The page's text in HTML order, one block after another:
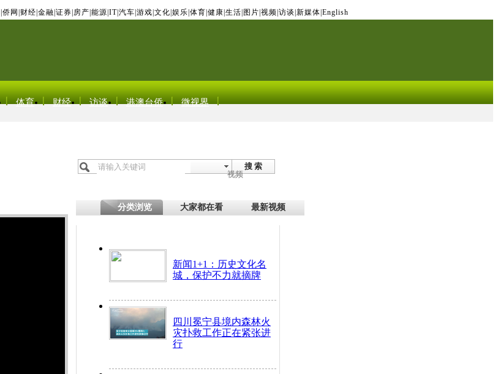
侨网 财经 金融 证券 房产 能源 IT| 汽车 游戏 文化 娱乐 体育 健康 生活 图片 视频 访谈 新媒体 English
体育 财经 访谈 港澳台侨 微视界
搜 索
视频
分类浏览 大家都在看 最新视频
新闻1+1：历史文化名
城，保护不力就摘牌
四川冕宁县境内森林火
灾扑救工作正在紧张进
行